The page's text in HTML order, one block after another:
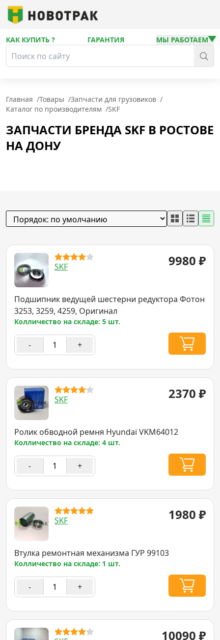
КАК КУПИТЬ ? ГАРАНТИЯ МЫ РАБОТАЕМ
Главная /Товары /Запчасти для грузовиков /
Каталог по производителям /SKF
ЗАПЧАСТИ БРЕНДА SKF В РОСТОВЕ
НА ДОНУ
SKF 9980 ₽
Подшипник ведущей шестерни редуктора Фотон
3253, 3259, 4259, Оригинал
Колличество на складе: 5 шт.
- +
SKF 2370 ₽
Ролик обводной ремня Hyundai VKM64012
Колличество на складе: 4 шт.
- +
SKF 1980 ₽
Втулка ремонтная механизма ГУР 99103
Колличество на складе: 1 шт.
- +
10090 ₽